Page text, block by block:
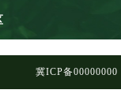
冀ICP备00000000